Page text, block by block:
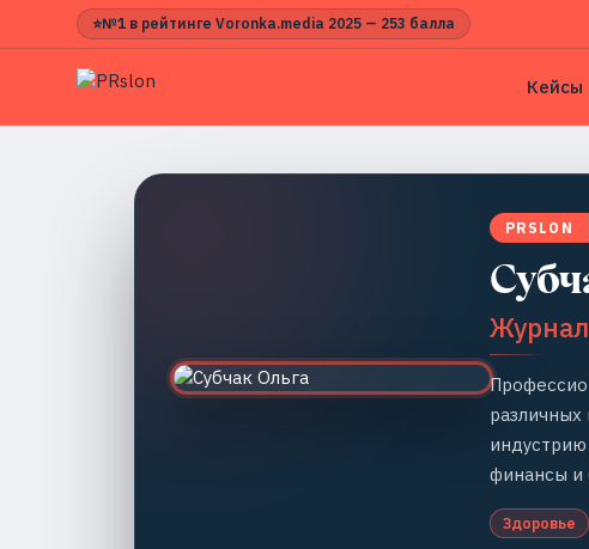
⭐№1 в рейтинге Voronka.media 2025 — 253 балла
Кейсы
PRSLON
финансы и
Здоровье